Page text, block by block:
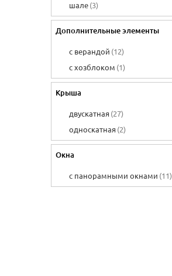
7 х 9 (2)
шале (3)
Дополнительные элементы
с верандой (12)
с хозблоком (1)
Крыша
двускатная (27)
односкатная (2)
Окна
с панорамными окнами (11)